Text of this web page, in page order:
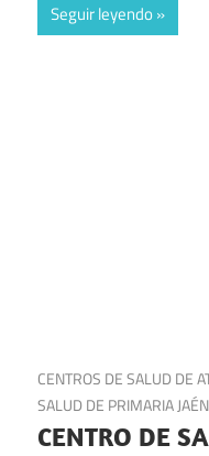
Seguir leyendo
23 de junio de 2025
CENTROS DE SALUD DE
SALUD DE PRIMARIA JAÉN
CENTRO DE